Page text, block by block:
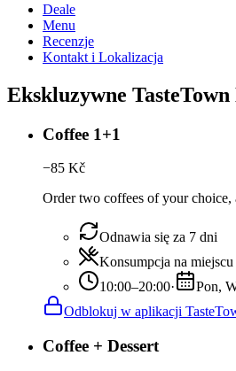
Deale
Menu
Recenzje
Kontakt i Lokalizacja
Ekskluzywne TasteTown
Coffee 1+1
−85 Kč
Order two coffees of your
Odnawia się za 7 dni
Konsumpcja na miejscu
10:00–20:00· Pon,
Odblokuj w aplikacji
Coffee + Dessert